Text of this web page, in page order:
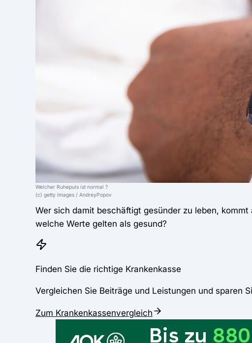
Welcher Ruhepuls ist normal ?
(c) getty Images / AndreyPopov
Wer sich damit beschäftigt gesünder zu leben,
welche Werte gelten als gesund?
Finden Sie die richtige Krankenkasse
Vergleichen Sie Beiträge und Leistungen und sparen
Zum Krankenkassenvergleich